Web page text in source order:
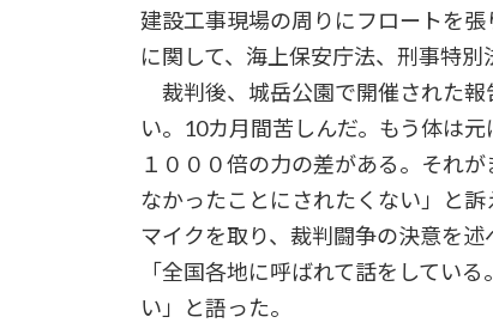
建設工事現場の周りにフロートを
に関して、海上保安庁法、刑事特別
裁判後、城岳公園で開催された報
い。10カ月間苦しんだ。もう体は
１０００倍の力の差がある。それ
なかったことにされたくない」と
マイクを取り、裁判闘争の決意を
「全国各地に呼ばれて話をしてい
い」と語った。